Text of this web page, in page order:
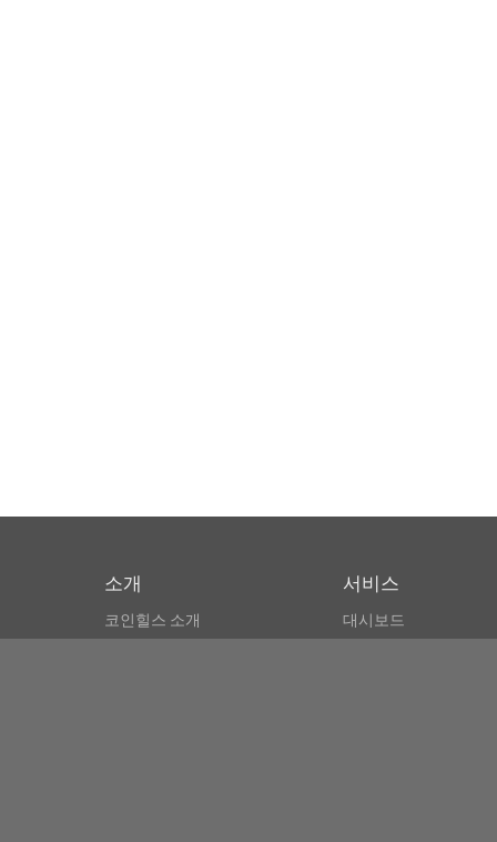
소개
코인힐스 소개
CSPA 인덱스
서비스
대시보드
비트코인 모니터